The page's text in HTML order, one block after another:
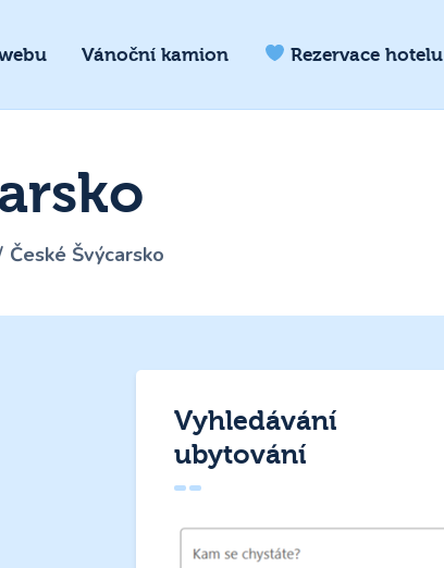
Vánoční kamion Rezervace hotelu
České Švýcarsko
Vyhledávání
ubytování